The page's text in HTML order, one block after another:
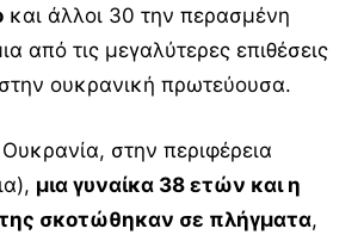
και άλλοι 30 την περασμένη
από τις μεγαλύτερες επιθέσεις
ουκρανική πρωτεύουσα.
στην περιφέρεια
μια γυναίκα 38 ετών και η
σκοτώθηκαν σε πλήγματα,